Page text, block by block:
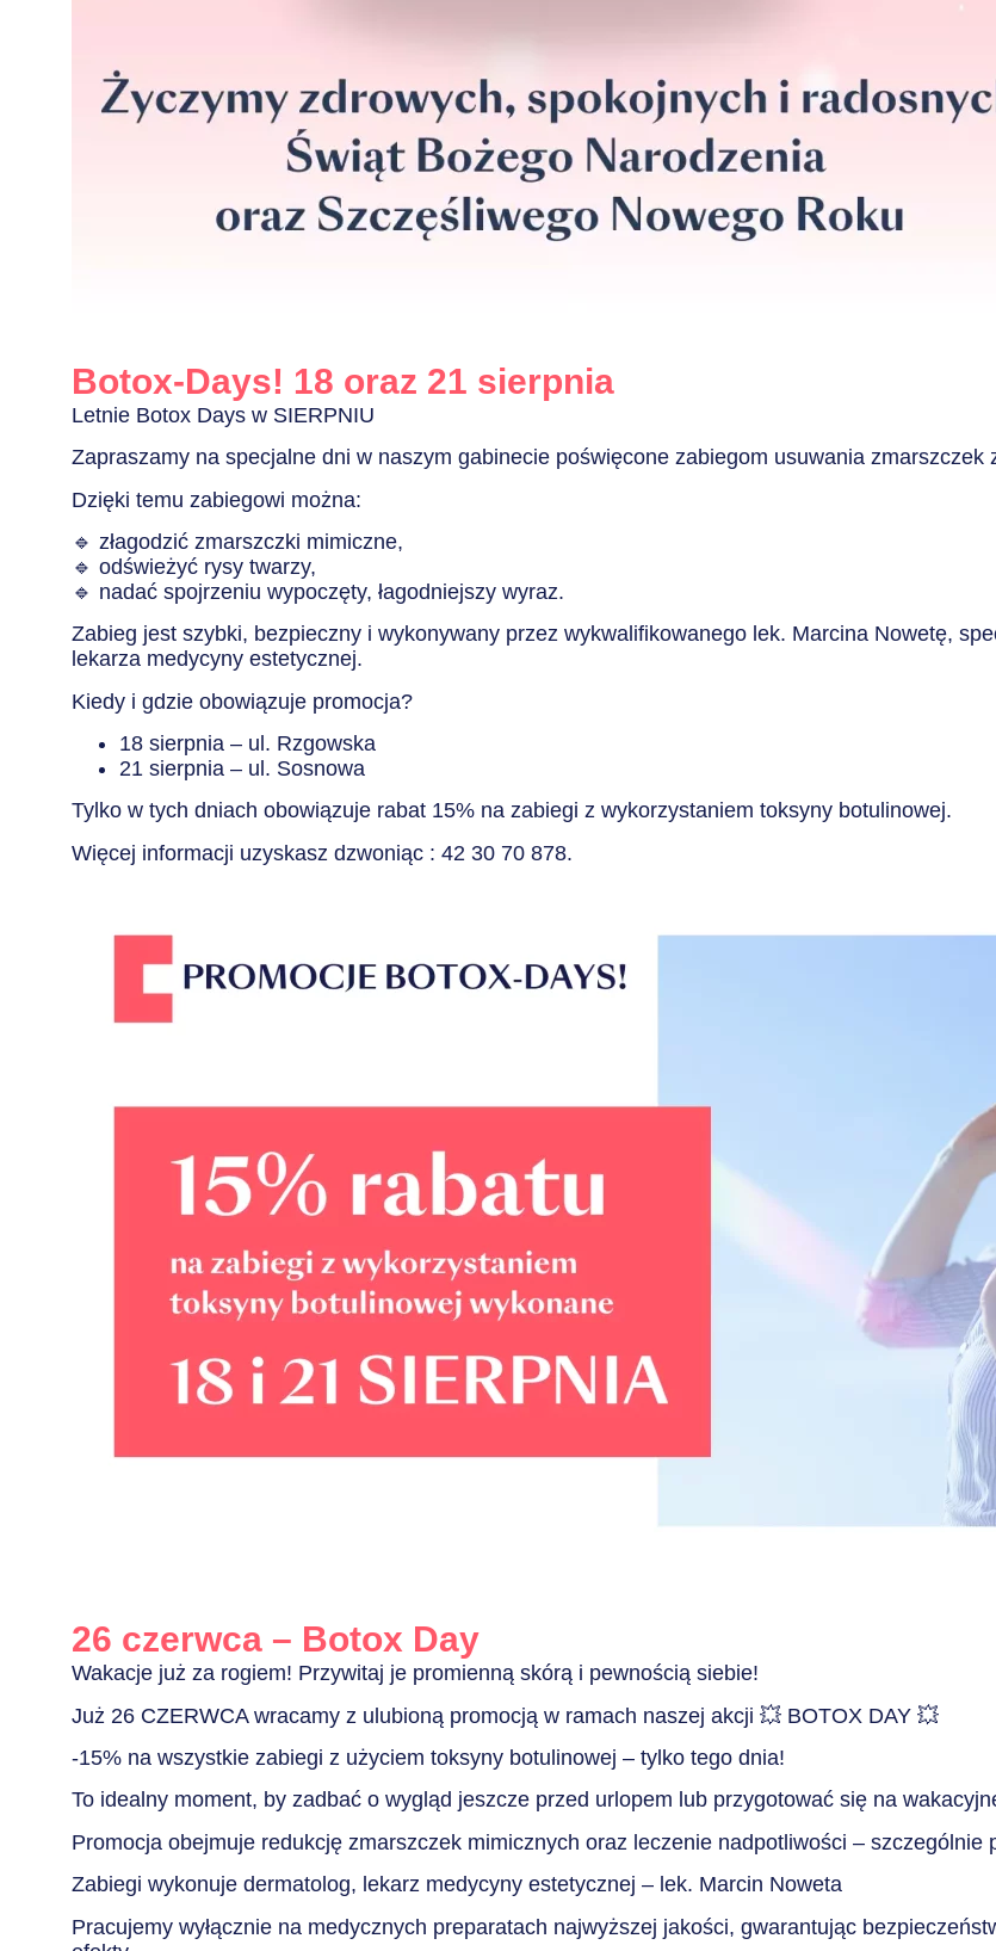
Botox-Days! 18 oraz 21 sierpnia
Letnie Botox Days w SIERPNIU
Zapraszamy na specjalne dni w naszym gabinecie poświęcone zabiegom usuwania zmarszczek
Dzięki temu zabiegowi można:
🔹 złagodzić zmarszczki mimiczne,
🔹 odświeżyć rysy twarzy,
🔹 nadać spojrzeniu wypoczęty, łagodniejszy wyraz.
Zabieg jest szybki, bezpieczny i wykonywany przez wykwalifikowanego lek. Marcina Nowetę,
lekarza medycyny estetycznej.
Kiedy i gdzie obowiązuje promocja?
18 sierpnia – ul. Rzgowska
21 sierpnia – ul. Sosnowa
Tylko w tych dniach obowiązuje rabat 15% na zabiegi z wykorzystaniem toksyny botulinowej.
Więcej informacji uzyskasz dzwoniąc : 42 30 70 878.
26 czerwca – Botox Day
Wakacje już za rogiem! Przywitaj je promienną skórą i pewnością siebie!
Już 26 CZERWCA wracamy z ulubioną promocją w ramach naszej akcji 💥 BOTOX DAY 💥
-15% na wszystkie zabiegi z użyciem toksyny botulinowej – tylko tego dnia!
To idealny moment, by zadbać o wygląd jeszcze przed urlopem lub przygotować się na
Promocja obejmuje redukcję zmarszczek mimicznych oraz leczenie nadpotliwości – szczególnie
Zabiegi wykonuje dermatolog, lekarz medycyny estetycznej – lek. Marcin Noweta
Pracujemy wyłącznie na medycznych preparatach najwyższej jakości, gwarantując